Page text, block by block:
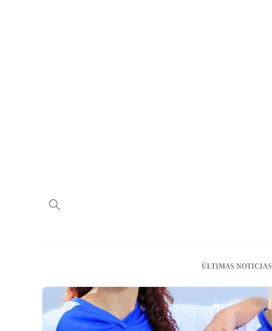
ÚLTIMAS NOTICIAS